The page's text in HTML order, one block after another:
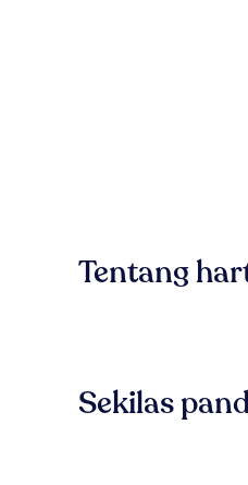
Tentang
Sekilas